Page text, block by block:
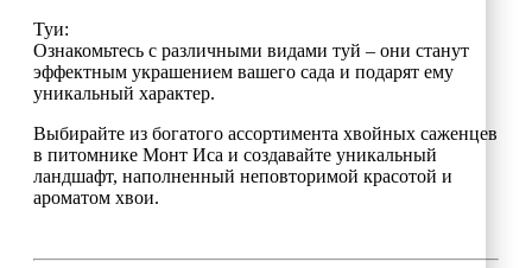
Туи:
Ознакомьтесь с различными видами туй – они станут
эффектным украшением вашего сада и подарят ему
уникальный характер.
Выбирайте из богатого ассортимента хвойных саженцев
в питомнике Монт Иса и создавайте уникальный
ландшафт, наполненный неповторимой красотой и
ароматом хвои.